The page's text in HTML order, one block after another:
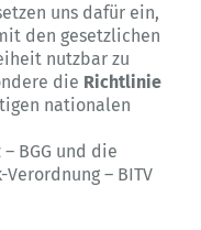
uns dafür ein,
den gesetzlichen
nutzbar zu
die Richtlinie
nationalen
BGG und die
– BITV